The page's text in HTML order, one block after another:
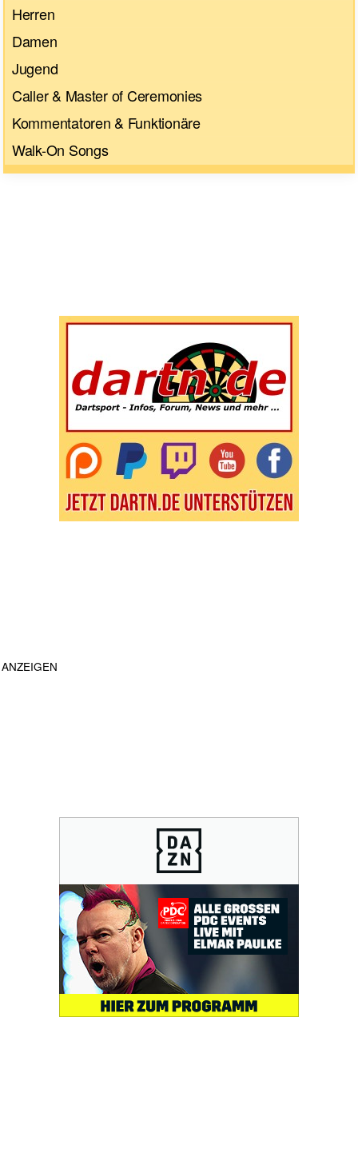
Herren
Damen
Jugend
Caller & Master of Ceremonies
Kommentatoren & Funktionäre
Walk-On Songs
ANZEIGEN